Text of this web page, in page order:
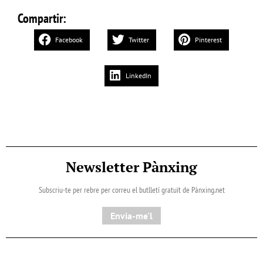
Compartir:
Facebook Twitter Pinterest
LinkedIn
Newsletter Pànxing
Subscriu-te per rebre per correu el butlletí gratuït de Pànxing.net​
Envia-me'l